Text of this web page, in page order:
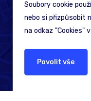
Soubory cookie
nebo si přizpůsobit
na odkaz "Cookies"
Povolit vše